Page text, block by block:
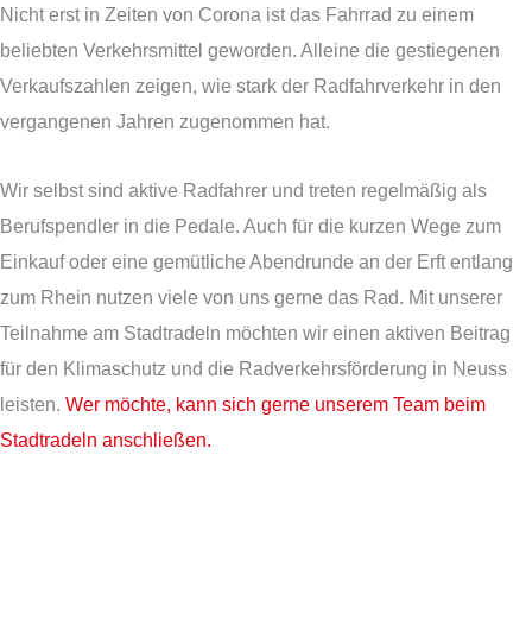
Nicht erst in Zeiten von Corona ist das Fahrrad zu einem
beliebten Verkehrsmittel geworden. Alleine die gestiegenen
Verkaufszahlen zeigen, wie stark der Radfahrverkehr in den
vergangenen Jahren zugenommen hat.
Wir selbst sind aktive Radfahrer und treten regelmäßig als
Berufspendler in die Pedale. Auch für die kurzen Wege zum
Einkauf oder eine gemütliche Abendrunde an der Erft entlang
zum Rhein nutzen viele von uns gerne das Rad. Mit unserer
Teilnahme am Stadtradeln möchten wir einen aktiven Beitrag
für den Klimaschutz und die Radverkehrsförderung in Neuss
leisten. Wer möchte, kann sich gerne unserem Team beim
Stadtradeln anschließen.